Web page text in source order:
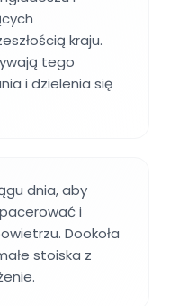
kraju.
tego
i dzielenia się
dnia, aby
i
Dookoła
stoiska z